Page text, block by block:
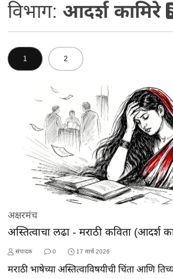
विभाग: आदर्श कामिरे
1 2
अक्षरमंच
अस्तित्वाचा लढा - मराठी कविता (आदर्श
संपादक 0 17 मार्च 2026
मराठी भाषेच्या अस्तित्वाविषयीची चिंता आणि